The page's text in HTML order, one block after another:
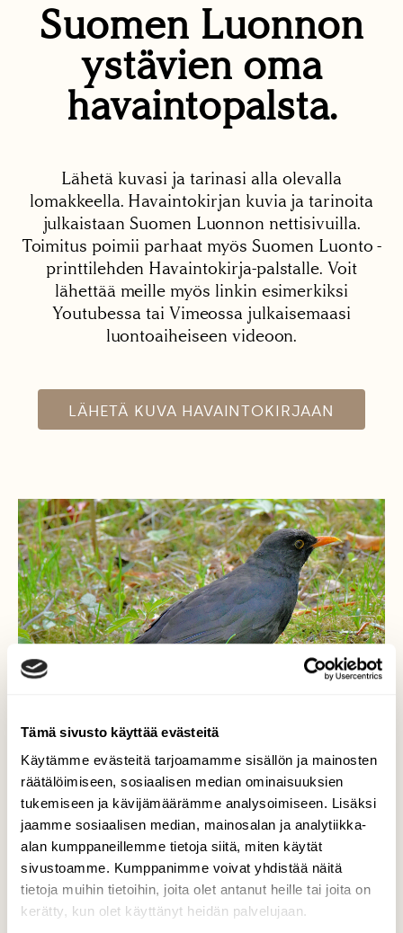
Tämä sivusto käyttää evästeitä
Käytämme evästeitä tarjoamamme sisällön ja mainosten
räätälöimiseen, sosiaalisen median ominaisuuksien
tukemiseen ja kävijämäärämme analysoimiseen. Lisäksi
jaamme sosiaalisen median, mainosalan ja analytiikka-
alan kumppaneillemme tietoja siitä, miten käytät
sivustoamme. Kumppanimme voivat yhdistää näitä
tietoja muihin tietoihin, joita olet antanut heille tai joita on
kerätty, kun olet käyttänyt heidän palvelujaan.
Suomen Luonnon
ystävien oma
havaintopalsta.
Lähetä kuvasi ja tarinasi alla olevalla
lomakkeella. Havaintokirjan kuvia ja tarinoita
julkaistaan Suomen Luonnon nettisivuilla.
Toimitus poimii parhaat myös Suomen Luonto -
printtilehden Havaintokirja-palstalle. Voit
lähettää meille myös linkin esimerkiksi
Youtubessa tai Vimeossa julkaisemaasi
luontoaiheiseen videoon.
LÄHETÄ KUVA HAVAINTOKIRJAAN
Mustarastas
Jolla on käyrä nokan kärki. Sillä voi kaivaa
matoja.